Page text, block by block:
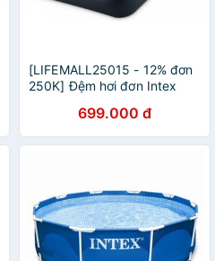
[LIFEMALL25015 - 12% đơn
250K] Đệm hơi đơn Intex
699.000 đ